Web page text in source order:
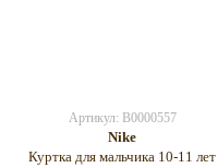
Артикул: B0000557
Nike
Куртка для мальчика 10-11 лет